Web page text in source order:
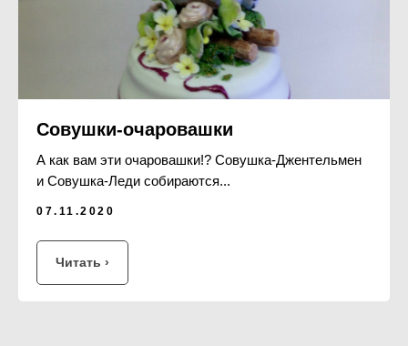
Совушки-очаровашки
А как вам эти очаровашки!? Совушка-Джентельмен
и Совушка-Леди собираются...
07.11.2020
Читать ›